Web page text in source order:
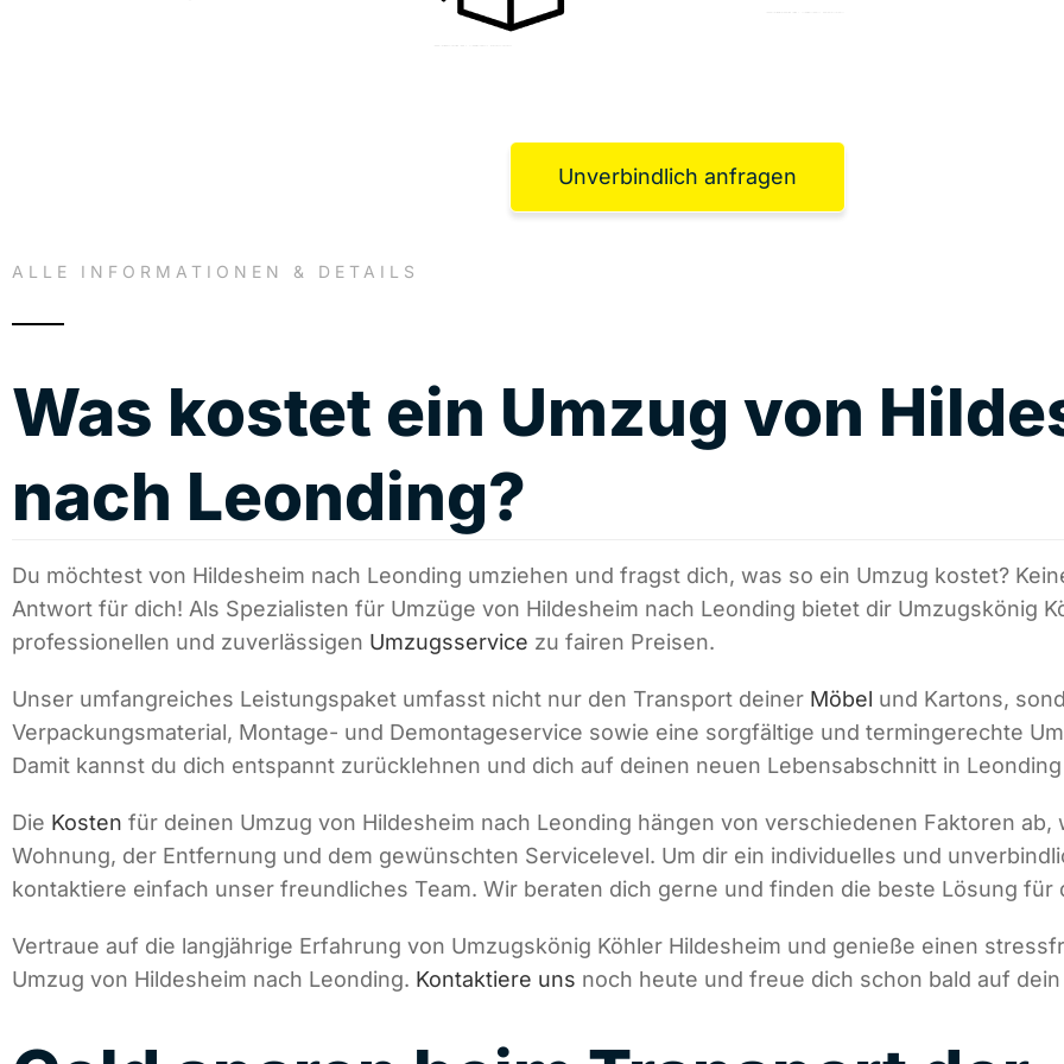
Unverbindlich anfragen
ALLE INFORMATIONEN & DETAILS
Was kostet ein Umzug von
nach Leonding?
Du möchtest von Hildesheim nach Leonding umziehen und fragst dich, was so ein Umzug kostet?
Antwort für dich! Als Spezialisten für Umzüge von Hildesheim nach Leonding bietet dir Umzugskönig
professionellen und zuverlässigen Umzugsservice zu fairen Preisen.
Unser umfangreiches Leistungspaket umfasst nicht nur den Transport deiner Möbel und Kartons,
Verpackungsmaterial, Montage- und Demontageservice sowie eine sorgfältige und termingerechte
Damit kannst du dich entspannt zurücklehnen und dich auf deinen neuen Lebensabschnitt in
Die Kosten für deinen Umzug von Hildesheim nach Leonding hängen von verschiedenen Faktoren ab,
Wohnung, der Entfernung und dem gewünschten Servicelevel. Um dir ein individuelles und
kontaktiere einfach unser freundliches Team. Wir beraten dich gerne und finden die beste Lösung für
Vertraue auf die langjährige Erfahrung von Umzugskönig Köhler Hildesheim und genieße einen
Umzug von Hildesheim nach Leonding. Kontaktiere uns noch heute und freue dich schon bald auf